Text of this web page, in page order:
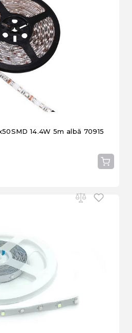
14.4W 5m albă 70915